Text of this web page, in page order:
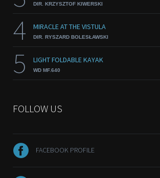
DIR. KRZYSZTOF KIWERSKI
4 MIRACLE AT THE VISTULA
DIR. RYSZARD BOLESŁAWSKI
5 LIGHT FOLDABLE KAYAK
WD MF.640
FOLLOW US
FACEBOOK PROFILE